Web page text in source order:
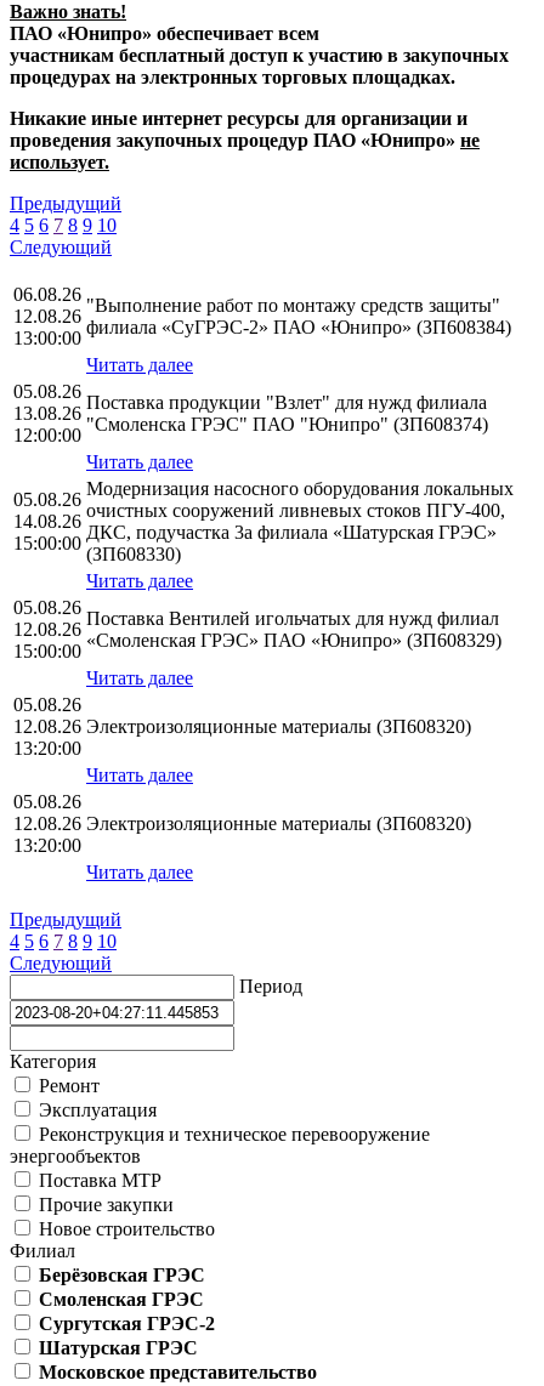
Важно знать!
ПАО «Юнипро» обеспечивает всем
участникам бесплатный доступ к участию в закупочных
процедурах на электронных торговых площадках.
Никакие иные интернет ресурсы для организации и
проведения закупочных процедур ПАО «Юнипро» не
использует.
Предыдущий
4 5 6 7 8 9 10
Следующий
06.08.26
12.08.26
13:00:00
"Выполнение работ по монтажу средств защиты"
филиала «СуГРЭС-2» ПАО «Юнипро» (ЗП608384)
Читать далее
05.08.26
13.08.26
12:00:00
Поставка продукции "Взлет" для нужд филиала
"Смоленска ГРЭС" ПАО "Юнипро" (ЗП608374)
Читать далее
05.08.26
14.08.26
15:00:00
Модернизация насосного оборудования локальных
очистных сооружений ливневых стоков ПГУ-400,
ДКС, подучастка 3а филиала «Шатурская ГРЭС»
(ЗП608330)
Читать далее
05.08.26
12.08.26
15:00:00
Поставка Вентилей игольчатых для нужд филиал
«Смоленская ГРЭС» ПАО «Юнипро» (ЗП608329)
Читать далее
05.08.26
12.08.26
13:20:00
Электроизоляционные материалы (ЗП608320)
Читать далее
05.08.26
12.08.26
13:20:00
Электроизоляционные материалы (ЗП608320)
Читать далее
Предыдущий
4 5 6 7 8 9 10
Следующий
Период
Категория
Ремонт
Эксплуатация
Реконструкция и техническое перевооружение
энергообъектов
Поставка МТР
Прочие закупки
Новое строительство
Филиал
Берёзовская ГРЭС
Смоленская ГРЭС
Сургутская ГРЭС-2
Шатурская ГРЭС
Московское представительство